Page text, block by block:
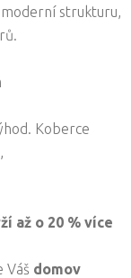
strukturu,
Koberce
,
až o 20 % více
Váš domov